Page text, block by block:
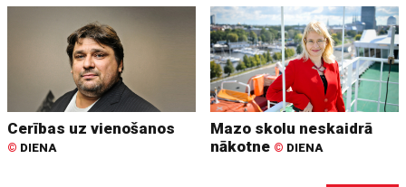
Cerības uz vienošanos
© DIENA
Mazo skolu neskaidrā
nākotne © DIENA